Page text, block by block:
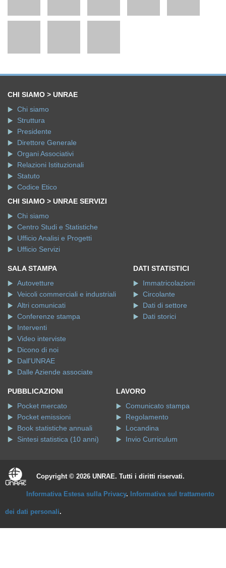
CHI SIAMO > UNRAE
Chi siamo
Struttura
Presidente
Direttore Generale
Organi Associativi
Relazioni Istituzionali
Statuto
Codice Etico
CHI SIAMO > UNRAE SERVIZI
Chi siamo
Centro Studi e Statistiche
Ufficio Analisi e Progetti
Ufficio Servizi
SALA STAMPA
Autovetture
Veicoli commerciali e industriali
Altri comunicati
Conferenze stampa
Interventi
Video interviste
Dicono di noi
Dall'UNRAE
Dalle Aziende associate
DATI STATISTICI
Immatricolazioni
Circolante
Dati di settore
Dati storici
PUBBLICAZIONI
Pocket mercato
Pocket emissioni
Book statistiche annuali
Sintesi statistica (10 anni)
LAVORO
Comunicato stampa
Regolamento
Locandina
Invio Curriculum
Copyright © 2026 UNRAE. Tutti i diritti riservati.
Informativa Estesa sulla Privacy. Informativa sul trattamento
dei dati personali.